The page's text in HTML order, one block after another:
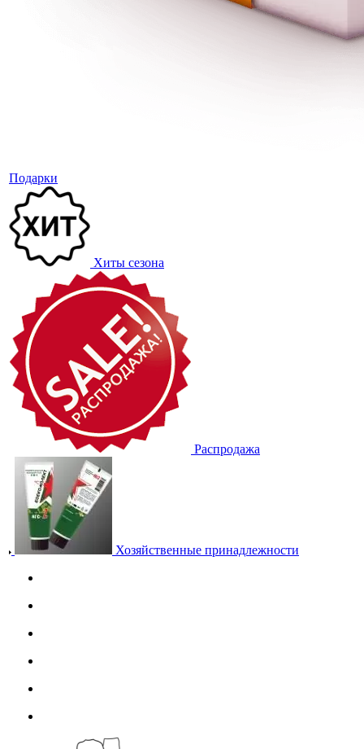
Подарки
Хиты сезона
Распродажа
Хозяйственные принадлежности